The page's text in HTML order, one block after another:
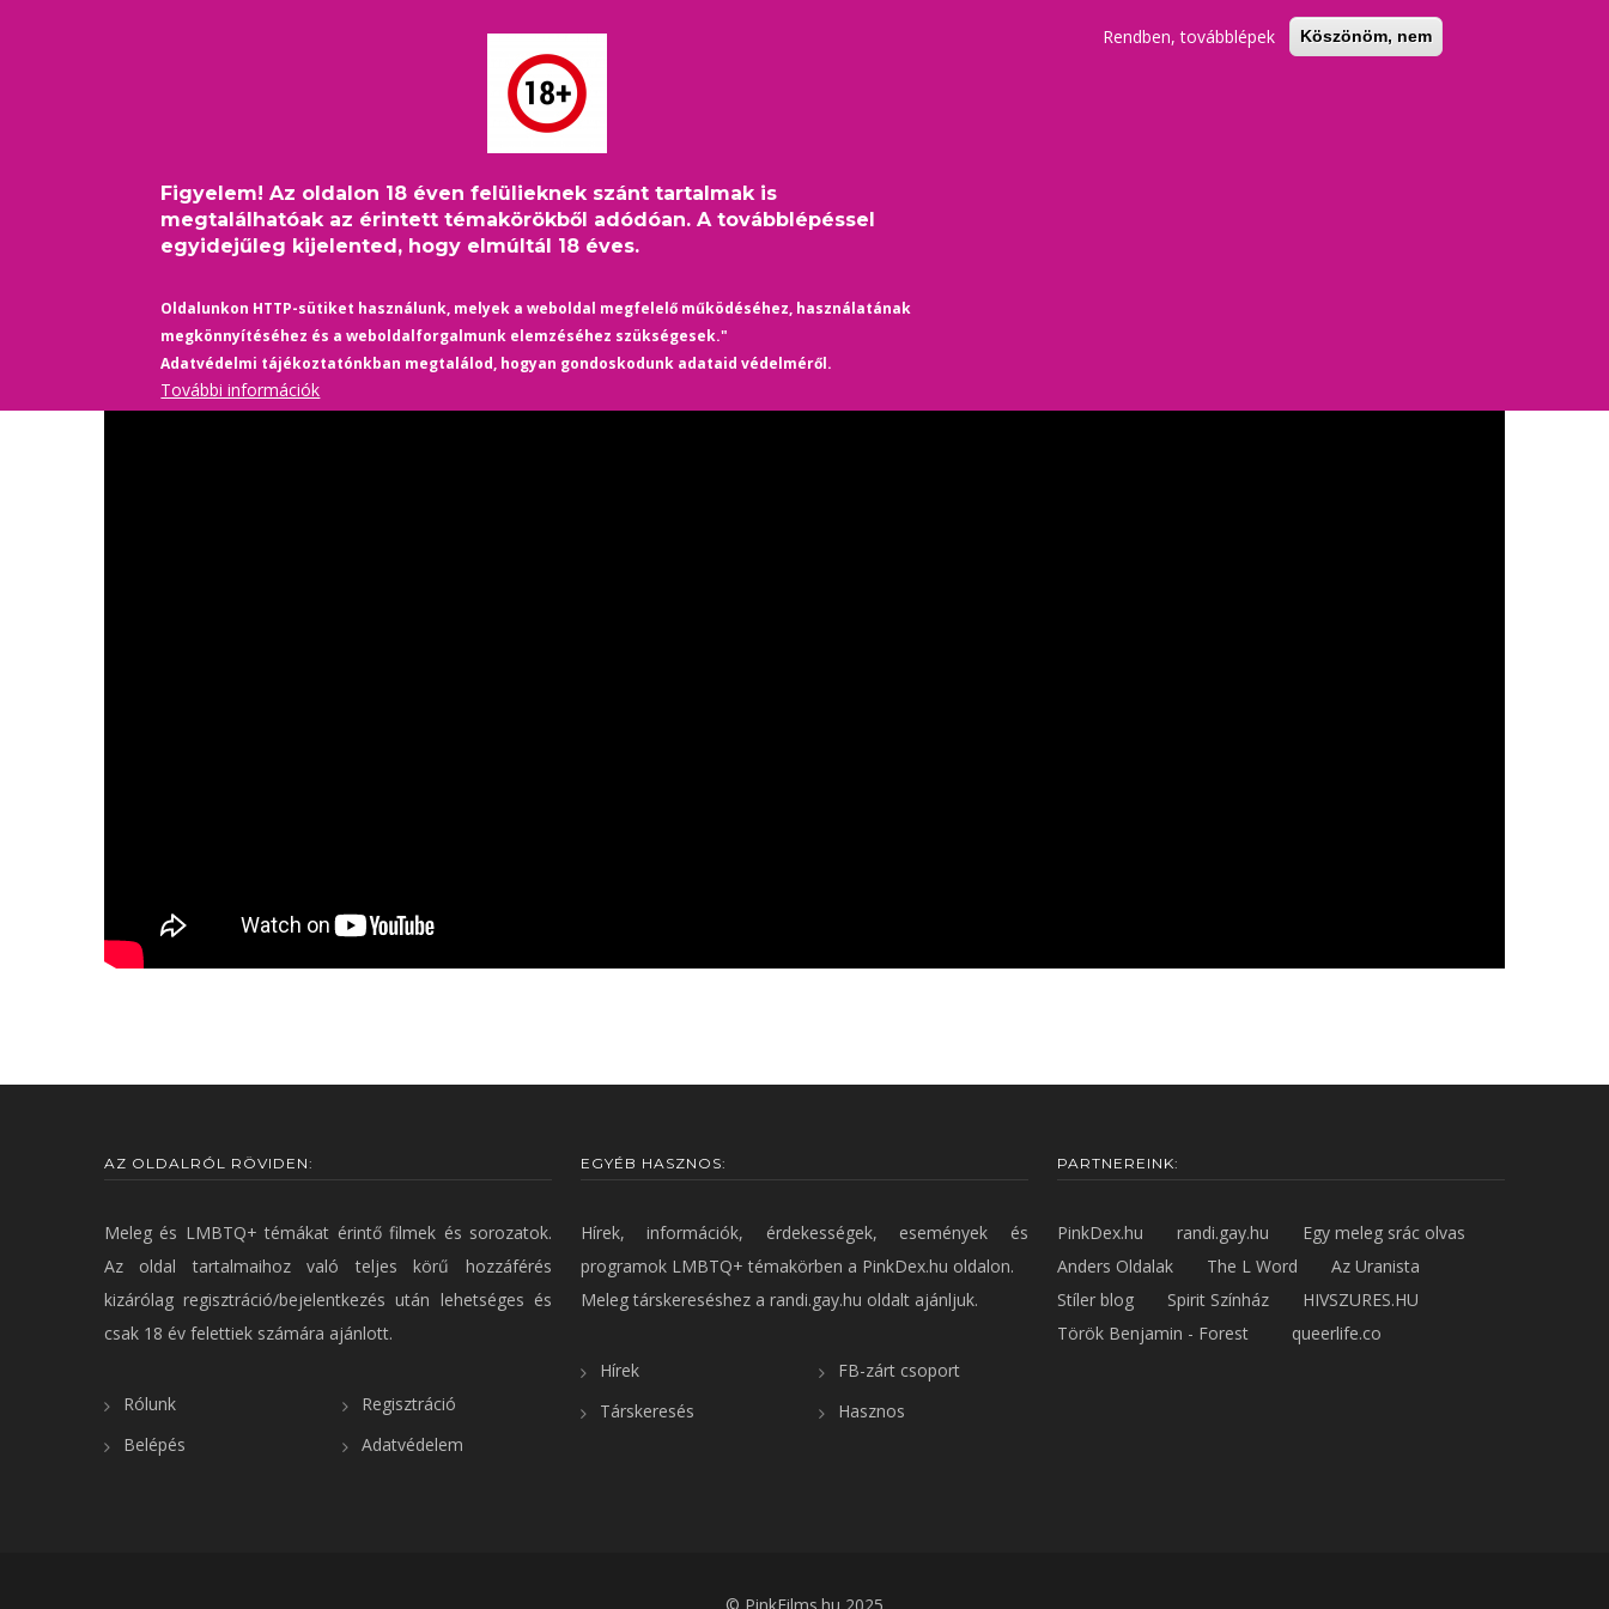
Figyelem! Az oldalon 18 éven felülieknek szánt tartalmak is
megtalálhatóak az érintett témakörökből adódóan. A továbblépéssel
egyidejűleg kijelented, hogy elmúltál 18 éves.
Oldalunkon HTTP-sütiket használunk, melyek a weboldal megfelelő működéséhez, használatának
megkönnyítéséhez és a weboldalforgalmunk elemzéséhez szükségesek."
Adatvédelmi tájékoztatónkban megtalálod, hogyan gondoskodunk adataid védelméről.
További információk
Rendben, továbblépek Köszönöm, nem
ELŐZETESEK HASZNOS
Uncoupled / Újra szingli S01 (2002) - előzetes
színes, feliratos, amerikai, romantikus, vígjáték sorozat, 30 perc/rész, 2022
A 40-es éveiben járó New York-i ingatlanügynököt sokként éri, amikor régóta meglévő pasija elköltözik tőle. Most kénytelen szembenézni az újrakezdéssel és a randizással.
AZ OLDALRÓL RÖVIDEN:
Meleg és LMBTQ+ témákat érintő filmek és sorozatok.
Az oldal tartalmaihoz való teljes körű hozzáférés
kizárólag regisztráció/bejelentkezés után lehetséges és
csak 18 év felettiek számára ajánlott.
Rólunk
Belépés
Regisztráció
Adatvédelem
EGYÉB HASZNOS:
Hírek, információk, érdekességek, események és
programok LMBTQ+ témakörben a PinkDex.hu oldalon.
Meleg társkereséshez a randi.gay.hu oldalt ajánljuk.
Hírek
Társkeresés
FB-zárt csoport
Hasznos
PARTNEREINK:
PinkDex.hu randi.gay.hu
Egy meleg srác olvas
Anders Oldalak
The L Word
Az Uranista
Stíler blog
Spirit Színház
HIVSZURES.HU
Török Benjamin - Forest
queerlife.co